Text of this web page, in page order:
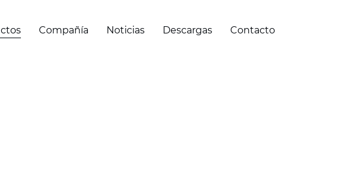
Compañía Noticias Descargas Contacto